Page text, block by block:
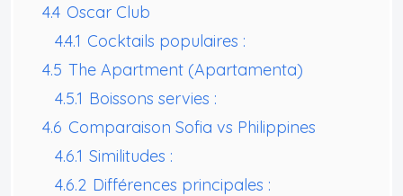
4.4 Oscar Club
4.4.1 Cocktails populaires :
4.5 The Apartment (Apartamenta)
4.5.1 Boissons servies :
4.6 Comparaison Sofia vs Philippines
4.6.1 Similitudes :
4.6.2 Différences principales :